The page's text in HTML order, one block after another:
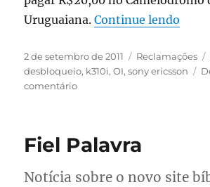
Uruguaiana.Continue lendo
Publicado
em
2 de setembro de 2011 Categorias
Reclamações
desbloqueio, k310i,OI,sony ericsson
comentárioem
OI
Fiel Palavra
Notícia sobre o novo site